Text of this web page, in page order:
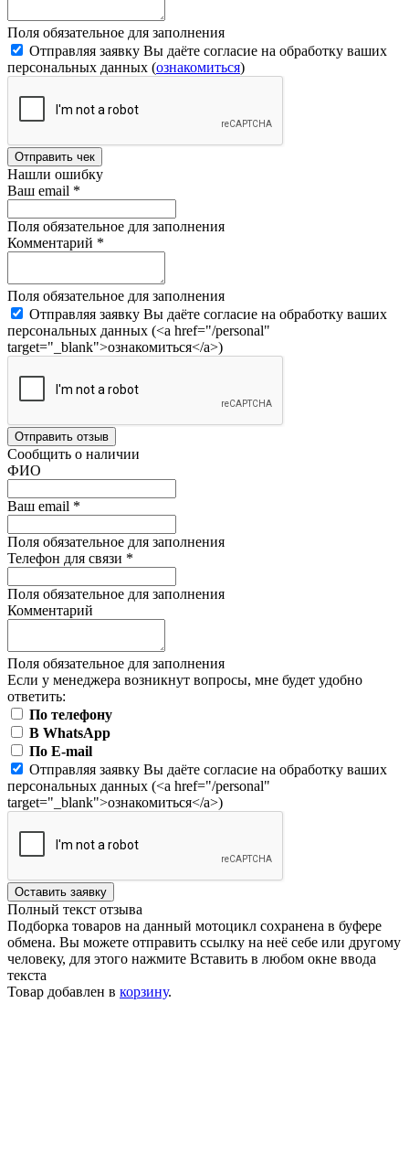
Поля обязательное для заполнения
Отправляя заявку Вы даёте согласие на обработку ваших
персональных данных (ознакомиться)
Отправить чек
Нашли ошибку
Ваш email *
Поля обязательное для заполнения
Комментарий *
Поля обязательное для заполнения
Отправляя заявку Вы даёте согласие на обработку ваших
персональных данных (<a href="/personal"
target="_blank">ознакомиться</a>)
Отправить отзыв
Сообщить о наличии
ФИО
Ваш email *
Поля обязательное для заполнения
Телефон для связи *
Поля обязательное для заполнения
Комментарий
Поля обязательное для заполнения
Если у менеджера возникнут вопросы, мне будет удобно
ответить:
По телефону
В WhatsApp
По E-mail
Отправляя заявку Вы даёте согласие на обработку ваших
персональных данных (<a href="/personal"
target="_blank">ознакомиться</a>)
Оставить заявку
Полный текст отзыва
Подборка товаров на данный мотоцикл сохранена в буфере
обмена. Вы можете отправить ссылку на неё себе или другому
человеку, для этого нажмите Вставить в любом окне ввода
текста
Товар добавлен в корзину.